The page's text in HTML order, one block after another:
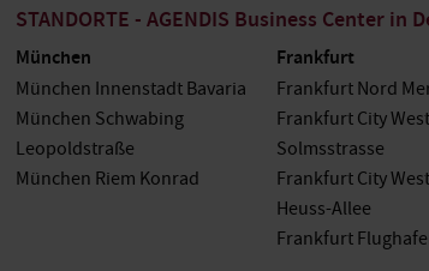
STANDORTE - AGENDIS Business Center in
München
München Innenstadt Bavaria
München Schwabing
Leopoldstraße
München Riem Konrad
Frankfurt
Frankfurt Nord
Frankfurt City West
Solmsstrasse
Frankfurt City
Heuss-Allee
Frankfurt